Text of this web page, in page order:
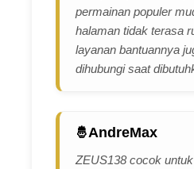
permainan populer
halaman tidak terasa
layanan bantuannya
dihubungi saat
AndreMax
ZEUS138 cocok